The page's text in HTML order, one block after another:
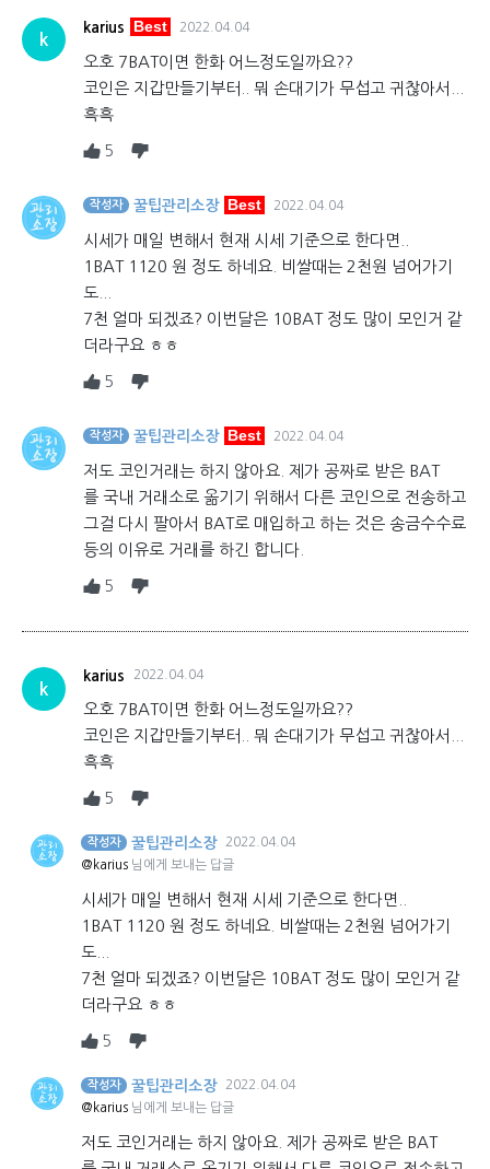
k
karius Best 2022.04.04
오호 7BAT이면 한화 어느정도일까요??
코인은 지갑만들기부터.. 뭐 손대기가 무섭고 귀찮아서...
흑흑
5
작성자 꿀팁관리소장 Best 2022.04.04
시세가 매일 변해서 현재 시세 기준으로 한다면..
1BAT 1120 원 정도 하네요. 비쌀때는 2천원 넘어가기
도...
7천 얼마 되겠죠? 이번달은 10BAT 정도 많이 모인거 같
더라구요 ㅎㅎ
5
작성자 꿀팁관리소장 Best 2022.04.04
저도 코인거래는 하지 않아요. 제가 공짜로 받은 BAT
를 국내 거래소로 옮기기 위해서 다른 코인으로 전송하고
그걸 다시 팔아서 BAT로 매입하고 하는 것은 송금수수료
등의 이유로 거래를 하긴 합니다.
5
k
karius 2022.04.04
오호 7BAT이면 한화 어느정도일까요??
코인은 지갑만들기부터.. 뭐 손대기가 무섭고 귀찮아서...
흑흑
5
작성자 꿀팁관리소장
2022.04.04
@karius 님에게 보내는 답글
시세가 매일 변해서 현재 시세 기준으로 한다면..
1BAT 1120 원 정도 하네요. 비쌀때는 2천원 넘어가기
도...
7천 얼마 되겠죠? 이번달은 10BAT 정도 많이 모인거 같
더라구요 ㅎㅎ
5
작성자 꿀팁관리소장
2022.04.04
@karius 님에게 보내는 답글
저도 코인거래는 하지 않아요. 제가 공짜로 받은 BAT